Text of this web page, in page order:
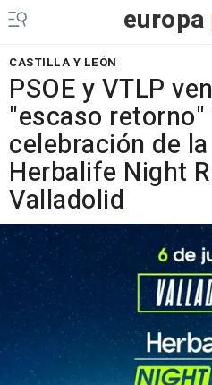
europa
CASTILLA Y LEÓN
PSOE y VTLP
"escaso
celebración de
Herbalife Night
Valladolid